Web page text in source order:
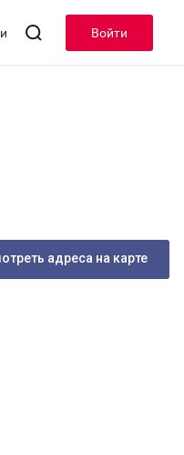
Войти
адреса на карте